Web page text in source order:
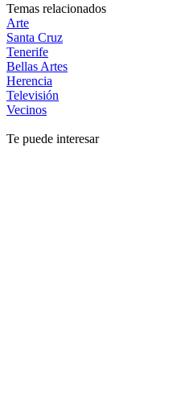
Temas relacionados
Arte
Santa Cruz
Tenerife
Bellas Artes
Herencia
Televisión
Vecinos
Te puede interesar